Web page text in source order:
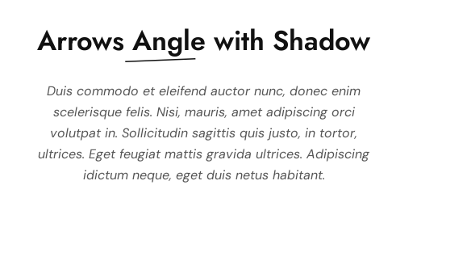
Arrows Angle with Shadow
Duis commodo et eleifend auctor nunc, donec enim
scelerisque felis. Nisi, mauris, amet adipiscing orci
volutpat in. Sollicitudin sagittis quis justo, in tortor,
ultrices. Eget feugiat mattis gravida ultrices. Adipiscing
idictum neque, eget duis netus habitant.
Duis commodo et eleifend auctor nunc, donec
scelerisque felis. Nisi, mauris, amet adipiscing
volutpat in. Sollicitudin sagittis quis justo, in
ultrices. Eget feugiat mattis gravida ultrices.
idictum neque, eget duis netus habitant.